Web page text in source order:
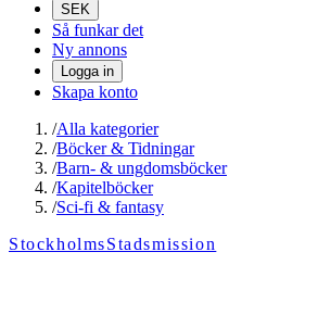
SEK
Så funkar det
Ny annons
Logga in
Skapa konto
/Alla kategorier
/Böcker & Tidningar
/Barn- & ungdomsböcker
/Kapitelböcker
/Sci-fi & fantasy
StockholmsStadsmission